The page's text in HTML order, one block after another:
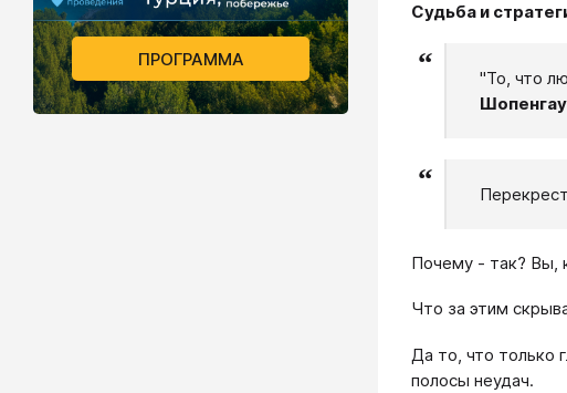
Судьба и
"То, что
Почему - так? Вы,
Что за этим
Да то, что только
полосы неудач.
ПРОГРАММА